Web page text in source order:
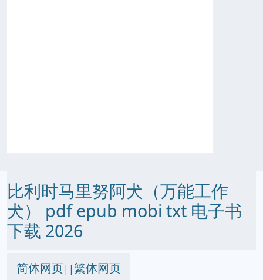
比利时马里努阿犬（万能工作
犬） pdf epub mobi txt 电子书
下载 2026
简体网页||繁体网页